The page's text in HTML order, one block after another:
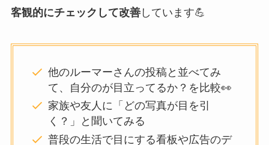
客観的にチェックして改善しています💪
他のルーマーさんの投稿と並べてみ
て、自分のが目立ってるか？を比較👀
家族や友人に「どの写真が目を引
く？」と聞いてみる
普段の生活で目にする看板や広告のデ